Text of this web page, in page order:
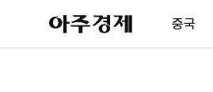
아
주
제
중국